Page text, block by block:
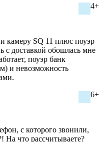
4+
камеру SQ 11 плюс поуэр
с доставкой обошлась мне
поуэр банк
и невозможность
6+
с которого звонили,
На что рассчитываете?